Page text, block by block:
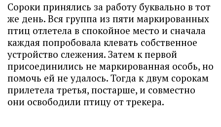
Сороки принялись за работу буквально в тот
же день. Вся группа из пяти маркированных
птиц отлетела в спокойное место и сначала
каждая попробовала клевать собственное
устройство слежения. Затем к первой
присоединились не маркированная особь, но
помочь ей не удалось. Тогда к двум сорокам
прилетела третья, постарше, и совместно
они освободили птицу от трекера.